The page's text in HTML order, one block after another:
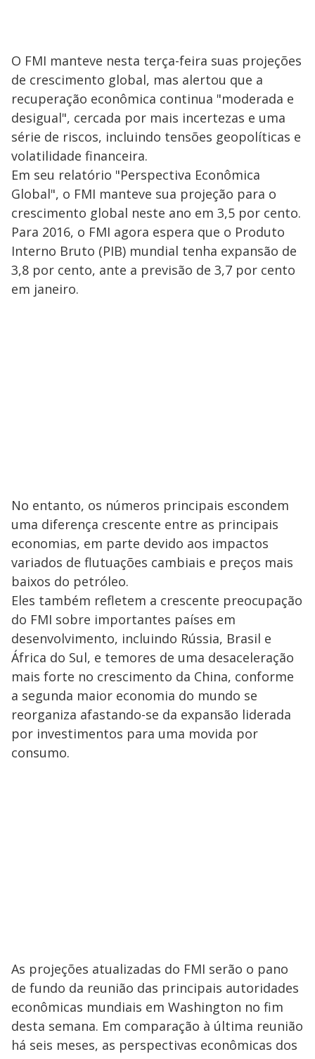
O FMI manteve nesta terça-feira suas projeções
de crescimento global, mas alertou que a
recuperação econômica continua "moderada e
desigual", cercada por mais incertezas e uma
série de riscos, incluindo tensões geopolíticas e
volatilidade financeira.
Em seu relatório "Perspectiva Econômica
Global", o FMI manteve sua projeção para o
crescimento global neste ano em 3,5 por cento.
Para 2016, o FMI agora espera que o Produto
Interno Bruto (PIB) mundial tenha expansão de
3,8 por cento, ante a previsão de 3,7 por cento
em janeiro.
No entanto, os números principais escondem
uma diferença crescente entre as principais
economias, em parte devido aos impactos
variados de flutuações cambiais e preços mais
baixos do petróleo.
Eles também refletem a crescente preocupação
do FMI sobre importantes países em
desenvolvimento, incluindo Rússia, Brasil e
África do Sul, e temores de uma desaceleração
mais forte no crescimento da China, conforme
a segunda maior economia do mundo se
reorganiza afastando-se da expansão liderada
por investimentos para uma movida por
consumo.
As projeções atualizadas do FMI serão o pano
de fundo da reunião das principais autoridades
econômicas mundiais em Washington no fim
desta semana. Em comparação à última reunião
há seis meses, as perspectivas econômicas dos